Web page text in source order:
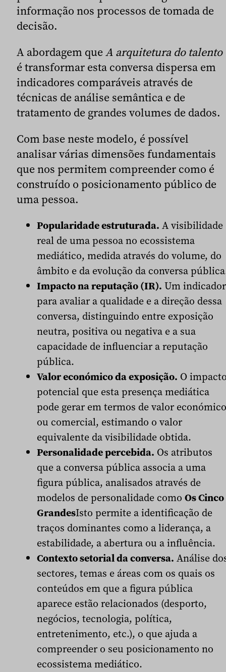
informação nos processos de tomada de
decisão.
A abordagem que A arquitetura do talento
é transformar esta conversa dispersa em
indicadores comparáveis através de
técnicas de análise semântica e de
tratamento de grandes volumes de dados.
Com base neste modelo, é possível
analisar várias dimensões fundamentais
que nos permitem compreender como é
construído o posicionamento público de
uma pessoa.
Popularidade estruturada. A visibilidade
real de uma pessoa no ecossistema
mediático, medida através do volume, do
âmbito e da evolução da conversa
Impacto na reputação (IR). Um indicador
para avaliar a qualidade e a direção dessa
conversa, distinguindo entre exposição
neutra, positiva ou negativa e a sua
capacidade de influenciar a reputação
pública.
Valor económico da exposição. O
potencial que esta presença mediática
pode gerar em termos de valor económico
ou comercial, estimando o valor
equivalente da visibilidade obtida.
Personalidade percebida. Os atributos
que a conversa pública associa a uma
figura pública, analisados através de
modelos de personalidade como Os Cinco
GrandesIsto permite a identificação de
traços dominantes como a liderança, a
estabilidade, a abertura ou a influência.
Contexto setorial da conversa. Análise
sectores, temas e áreas com os quais os
conteúdos em que a figura pública
aparece estão relacionados (desporto,
negócios, tecnologia, política,
entretenimento, etc.), o que ajuda a
compreender o seu posicionamento no
ecossistema mediático.